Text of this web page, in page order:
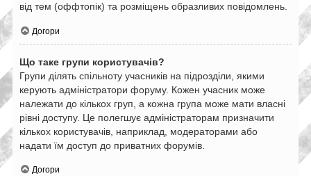
від тем (оффтопік) та розміщень образливих повідомлень.
Догори
Що таке групи користувачів?
Групи ділять спільноту учасників на підрозділи, якими
керують адміністратори форуму. Кожен учасник може
належати до кількох груп, а кожна група може мати власні
рівні доступу. Це полегшує адміністраторам призначити
кількох користувачів, наприклад, модераторами або
надати їм доступ до приватних форумів.
Догори